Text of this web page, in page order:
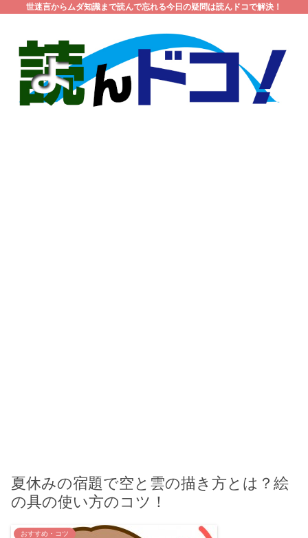
世迷言からムダ知識まで読んで忘れる今日の疑問は読んドコで解決！
夏休みの宿題で空と雲の描き方とは？絵
の具の使い方のコツ！
おすすめ・コツ